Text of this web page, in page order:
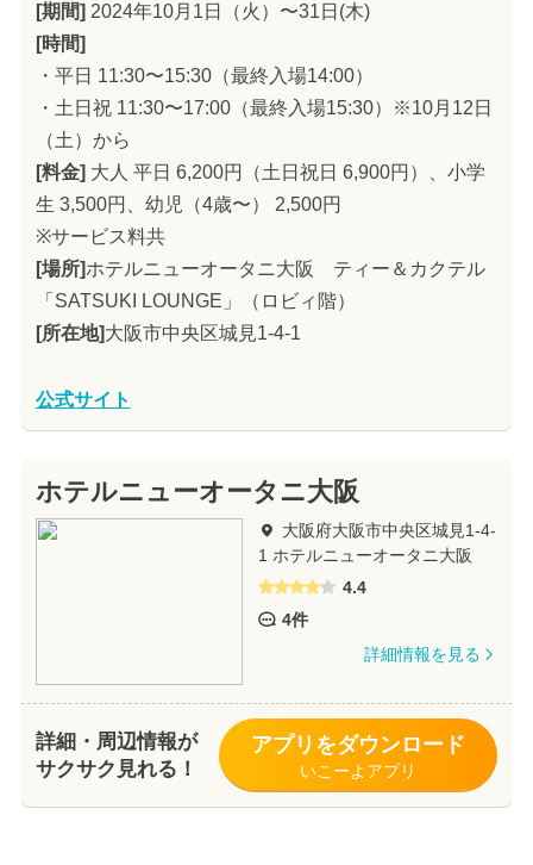
[期間] 2024年10月1日（火）〜31日(木)
[時間]
・平日 11:30〜15:30（最終入場14:00）
・土日祝 11:30〜17:00（最終入場15:30）※10月12日
（土）から
[料金] 大人 平日 6,200円（土日祝日 6,900円）、小学
生 3,500円、幼児（4歳〜） 2,500円
※サービス料共
[場所]ホテルニューオータニ大阪 ティー＆カクテル
「SATSUKI LOUNGE」（ロビィ階）
[所在地]大阪市中央区城見1-4-1
公式サイト
ホテルニューオータニ大阪
大阪府大阪市中央区城見1-4-
1 ホテルニューオータニ大阪
4.4
4件
詳細情報を見る
詳細・周辺情報が
サクサク見れる！
アプリをダウンロード
いこーよアプリ